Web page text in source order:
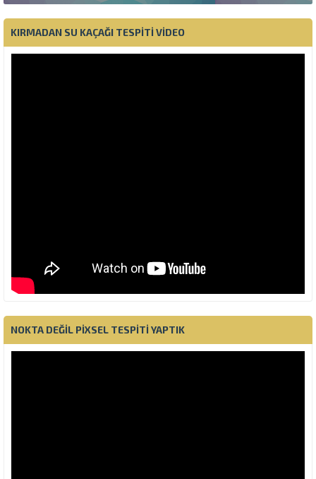
KIRMADAN SU KAÇAĞI TESPITI VIDEO
NOKTA DEĞIL PIXSEL TESPITI YAPTIK